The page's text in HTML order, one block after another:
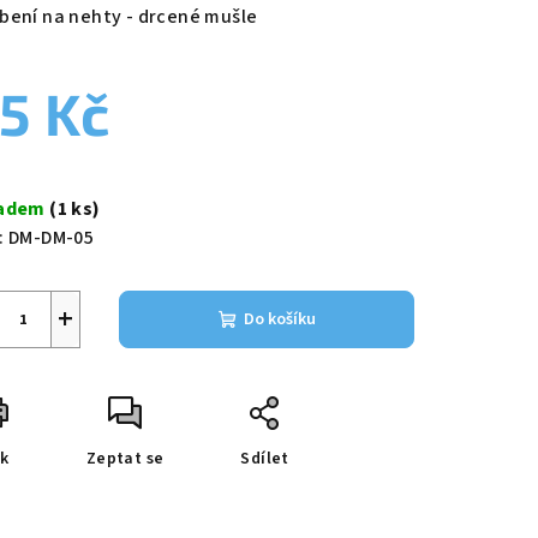
na nehty - drcené mušle
Kč
(1 ks)
DM-DM-05
+ Do košíku
Zeptat se Sdílet